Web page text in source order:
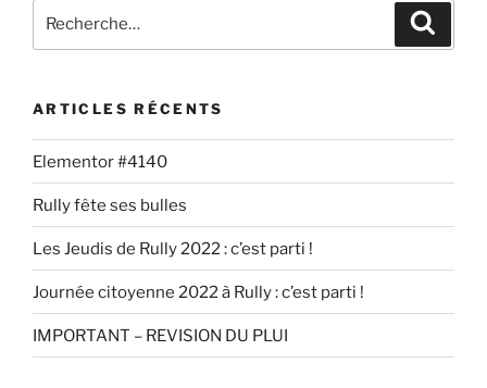
ARTICLES RÉCENTS
Elementor #4140
Rully fête ses bulles
Les Jeudis de Rully 2022 : c’est parti !
Journée citoyenne 2022 à Rully : c’est parti !
IMPORTANT – REVISION DU PLUI